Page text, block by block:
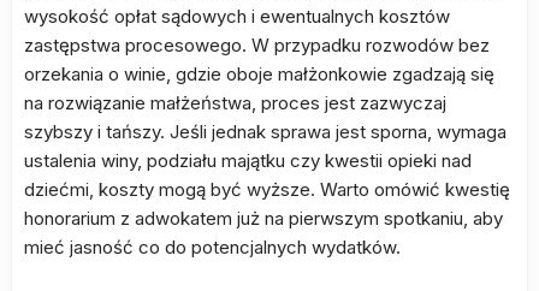
wysokość opłat sądowych i ewentualnych kosztów
zastępstwa procesowego. W przypadku rozwodów bez
orzekania o winie, gdzie oboje małżonkowie zgadzają się
na rozwiązanie małżeństwa, proces jest zazwyczaj
szybszy i tańszy. Jeśli jednak sprawa jest sporna, wymaga
ustalenia winy, podziału majątku czy kwestii opieki nad
dziećmi, koszty mogą być wyższe. Warto omówić kwestię
honorarium z adwokatem już na pierwszym spotkaniu, aby
mieć jasność co do potencjalnych wydatków.